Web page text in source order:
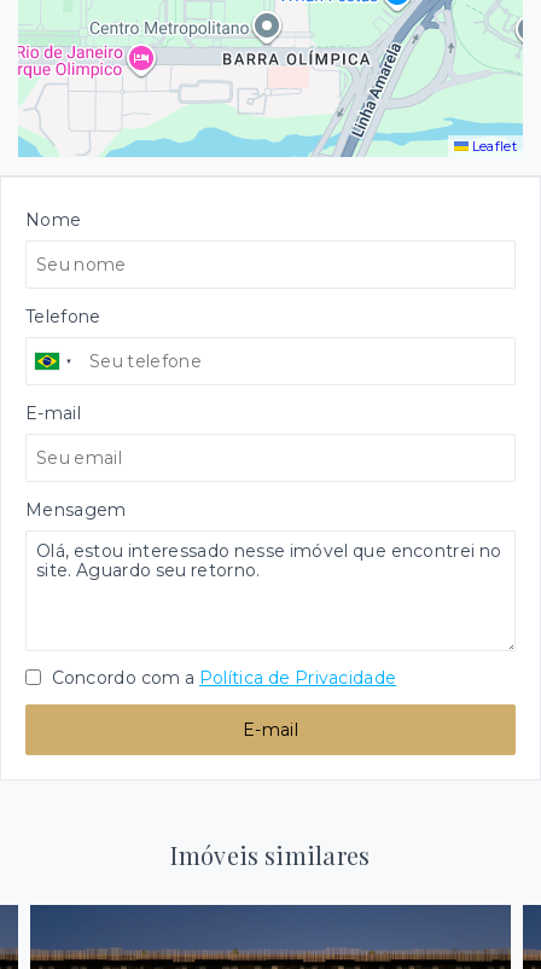
Leaflet
Nome
Telefone
E-mail
Mensagem
Concordo com a Política de Privacidade
E-mail
Imóveis similares